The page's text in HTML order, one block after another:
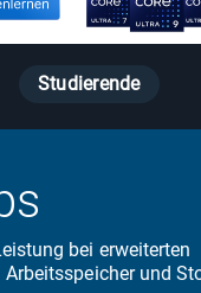
Studierende
bei erweiterten
und